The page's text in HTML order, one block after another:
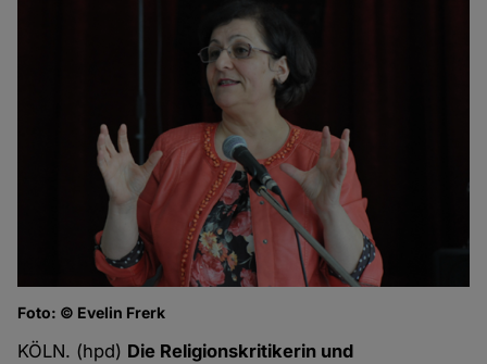
Foto: © Evelin Frerk
KÖLN. (hpd) Die Religionskritikerin und